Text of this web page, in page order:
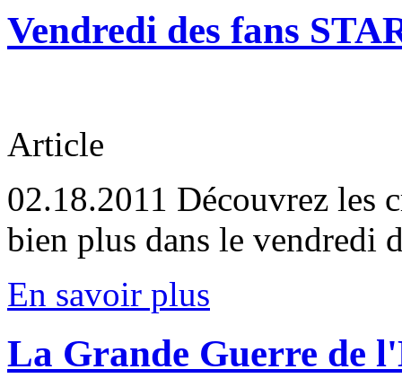
Vendredi des fans
Article
02.18.2011 Découvrez les
bien plus dans le vendredi
En savoir plus
La Grande Guerre de